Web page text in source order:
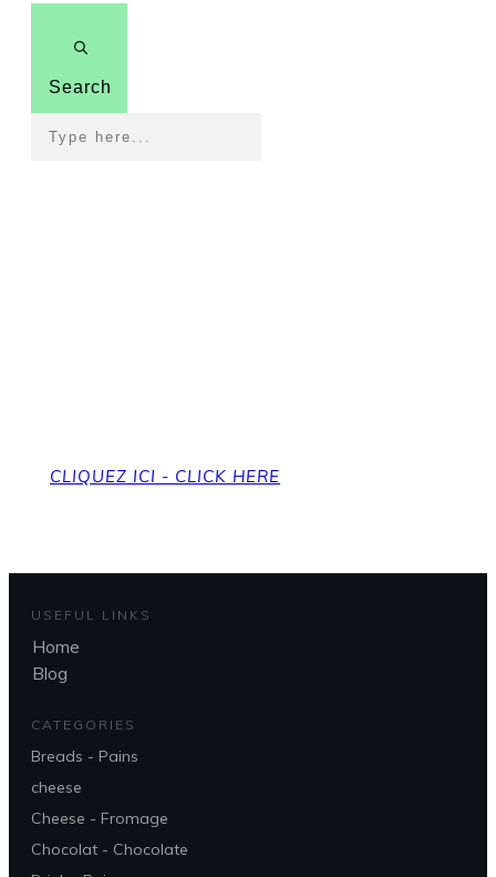
Search
CLIQUEZ ICI - CLICK HERE
USEFUL LINKS
Home
Blog
CATEGORIES
Breads - Pains
cheese
Cheese - Fromage
Chocolat - Chocolate